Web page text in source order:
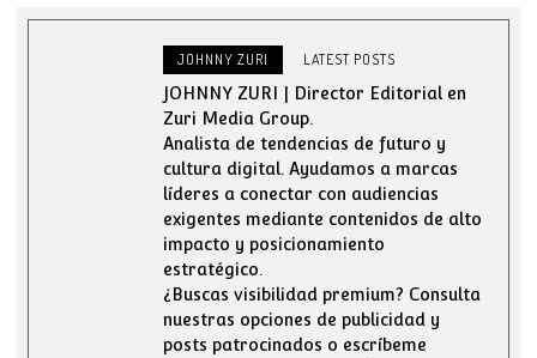
JOHNNY ZURI LATEST POSTS
JOHNNY ZURI | Director Editorial en
Zuri Media Group.
Analista de tendencias de futuro y
cultura digital. Ayudamos a marcas
líderes a conectar con audiencias
exigentes mediante contenidos de alto
impacto y posicionamiento
estratégico.
¿Buscas visibilidad premium? Consulta
nuestras opciones de publicidad y
posts patrocinados o escríbeme